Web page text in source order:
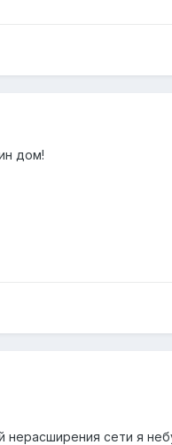
дом!
нерасширения сети я